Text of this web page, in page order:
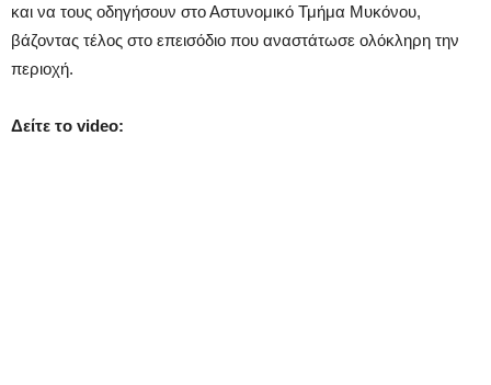
και να τους οδηγήσουν στο Αστυνομικό Τμήμα Μυκόνου,
βάζοντας τέλος στο επεισόδιο που αναστάτωσε ολόκληρη την
περιοχή.
Δείτε το video: